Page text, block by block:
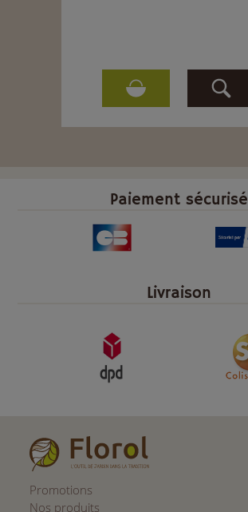
Paiement sécurisé
Livraison
Promotions
Nos produits